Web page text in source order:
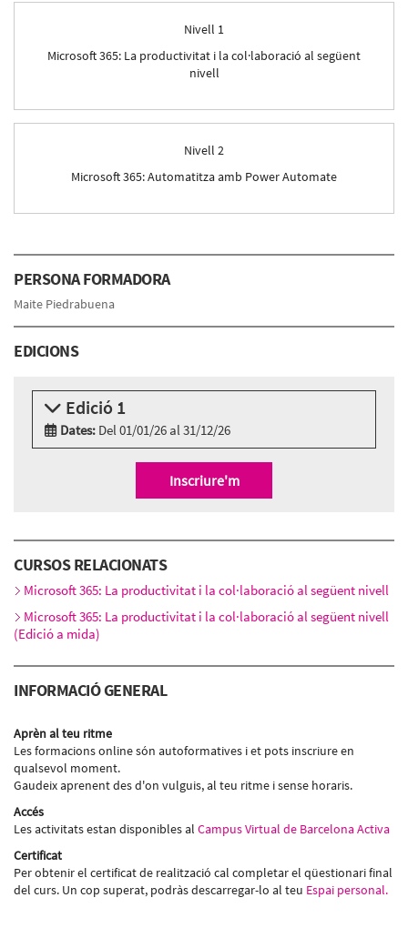
Nivell 1
Microsoft 365: La productivitat i la col·laboració al següent
nivell
Nivell 2
Microsoft 365: Automatitza amb Power Automate
PERSONA FORMADORA
Maite Piedrabuena
EDICIONS
Edició 1
Dates: Del 01/01/26 al 31/12/26
Inscriure'm
CURSOS RELACIONATS
Microsoft 365: La productivitat i la col·laboració al següent nivell
Microsoft 365: La productivitat i la col·laboració al següent nivell
(Edició a mida)
INFORMACIÓ GENERAL
Aprèn al teu ritme
Les formacions online són autoformatives i et pots inscriure en
qualsevol moment.
Gaudeix aprenent des d'on vulguis, al teu ritme i sense horaris.
Accés
Les activitats estan disponibles al Campus Virtual de Barcelona Activa
Certificat
Per obtenir el certificat de realització cal completar el qüestionari final
del curs. Un cop superat, podràs descarregar-lo al teu Espai personal.